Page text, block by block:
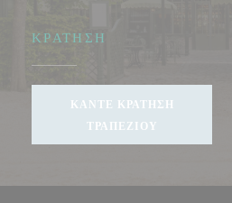
ΚΡΆΤΗΣΗ
ΚΆΝΤΕ ΚΡΆΤΗΣΗ
ΤΡΑΠΕΖΙΟΎ